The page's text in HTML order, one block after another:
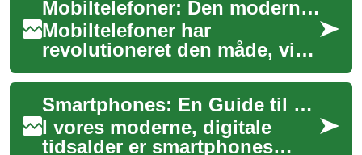
og person...
Mobiltelefoner: Den moderne teknologis hjerte
Mobiltelefoner har
revolutioneret den måde, vi
kommunikerer, arbejder og
lever på. I dag er disse
kompakte enheder bl...
Smartphones: En Guide til Mobiltelefoner og Finansiering
I vores moderne, digitale
tidsalder er smartphones